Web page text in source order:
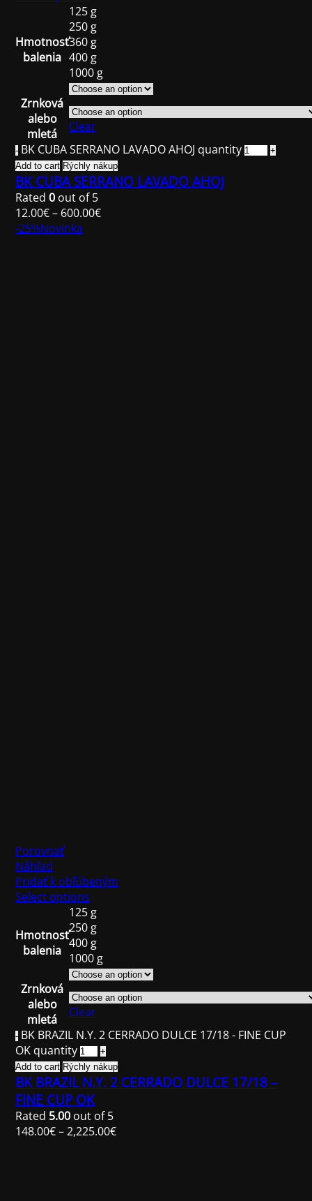
Hmotnosť
balenia
125 g
250 g
360 g
400 g
1000 g
Zrnková
alebo
mletá
Clear
BK CUBA SERRANO LAVADO AHOJ quantity
Add to cart Rýchly nákup
BK CUBA SERRANO LAVADO AHOJ
Rated0 out of 5
12.00€– 600.00€
-25%Novinka
Porovnať
Náhľad
Pridať k obľúbeným
Select options
Hmotnosť
balenia
125 g
250 g
400 g
1000 g
Zrnková
alebo
mletá
Clear
BK BRAZIL N.Y. 2 CERRADO DULCE 17/18 - FINE CUP
OK quantity
Add to cart Rýchly nákup
BK BRAZIL N.Y. 2 CERRADO DULCE 17/18 –
FINE CUP OK
Rated 5.00 out of 5
148.00€–2,225.00€